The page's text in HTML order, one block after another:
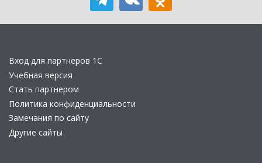
Вход для партнеров 1С
Учебная версия
Стать партнером
Политика конфиденциальности
Замечания по сайту
Другие сайты